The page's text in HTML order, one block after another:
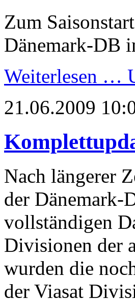
Zum
Dänemark-DB
Weiterlesen …
21.06.2009
Nach längerer
der Dänemark-
vollständigen
Divisionen der
wurden die
der Viasat